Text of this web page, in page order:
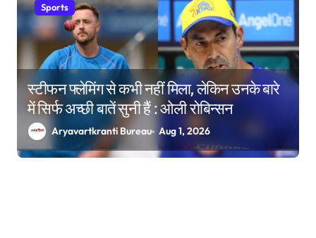
Sports
स्टीफन फ्लेमिंग से कभी नहीं मिला, लेकिन उनके बारे
में सिर्फ अच्छी बातें सुनी हैं : ओली रोबिन्सन
Aryavartkranti Bureau Aug 1, 2026